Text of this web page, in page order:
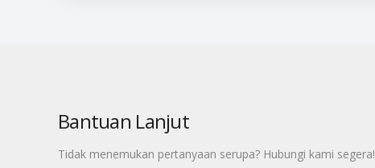
Bantuan Lanjut
Tidak menemukan pertanyaan serupa? Hubungi kami segera!